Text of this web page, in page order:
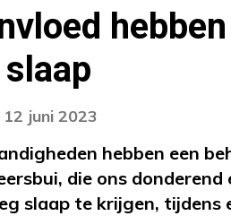
juni 2023
hebben een
die ons
slaap te krijgen,